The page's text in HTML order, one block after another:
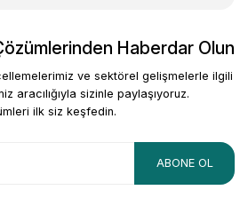
Gönder Haberdar Olun
ve sektörel gelişmelerle ilgili
aracılığıyla sizinle paylaşıyoruz.
ilk siz keşfedin.
ABONE OL